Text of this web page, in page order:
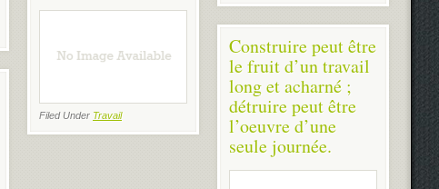
Filed Under Travail
Construire peut être
le fruit d’un travail
long et acharné ;
détruire peut être
l’oeuvre d’une
seule journée.